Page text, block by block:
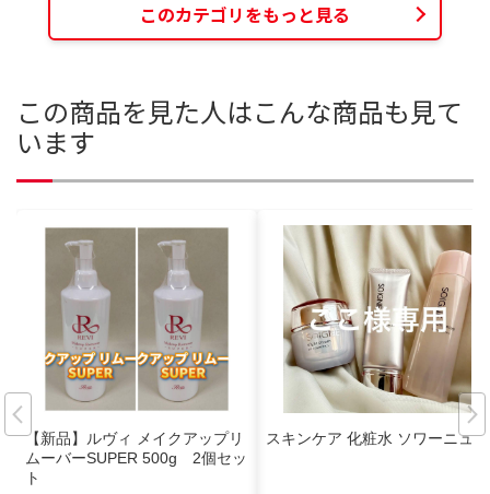
このカテゴリをもっと見る
この商品を見た人はこんな商品も見て
います
【新品】ルヴィ メイクアップリ
ムーバーSUPER 500g 2個セッ
ト
スキンケア 化粧水 ソワーニュ